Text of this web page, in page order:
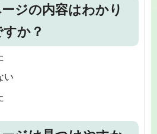
ジの内容はわかり
か？
い